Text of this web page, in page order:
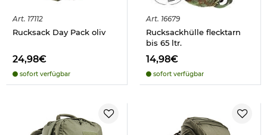
Art. 17112
Rucksack Day Pack oliv
24,98€
sofort verfügbar
Art. 16679
Rucksackhülle flecktarn
bis 65 ltr.
14,98€
sofort verfügbar